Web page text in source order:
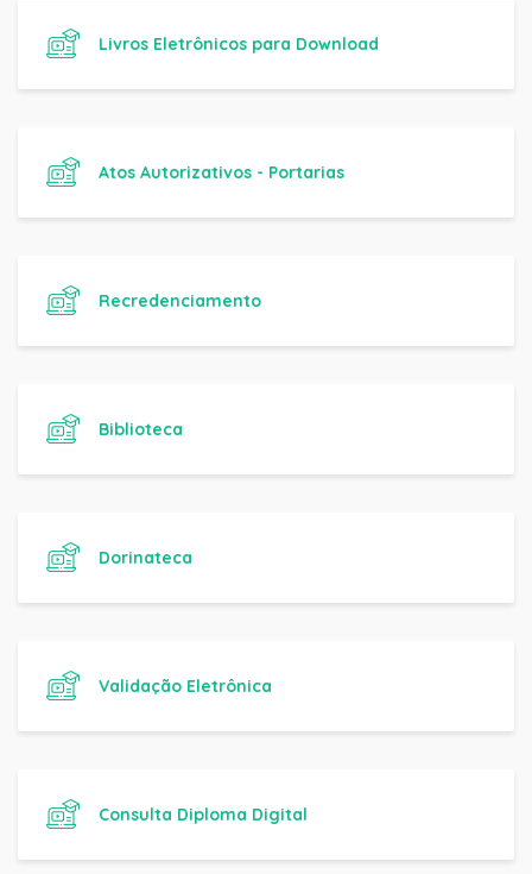
Livros Eletrônicos para Download
Atos Autorizativos - Portarias
Recredenciamento
Biblioteca
Dorinateca
Validação Eletrônica
Consulta Diploma Digital